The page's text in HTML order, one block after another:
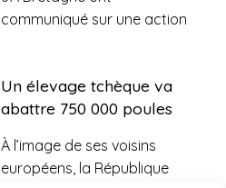
communiqué sur une action
Un élevage tchèque va
abattre 750 000 poules
À l’image de ses voisins
européens, la République